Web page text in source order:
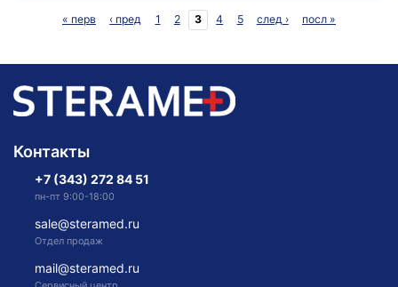
Страницы
« перв ‹ пред 1 2 3 4 5 след › посл »
Контакты
+7 (343) 272 84 51
пн-пт 9:00-18:00
sale@steramed.ru
Отдел продаж
mail@steramed.ru